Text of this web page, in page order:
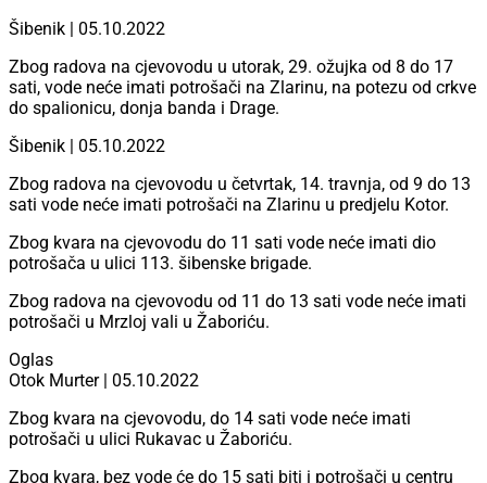
Šibenik | 05.10.2022
Zbog radova na cjevovodu u utorak, 29. ožujka od 8 do 17
sati, vode neće imati potrošači na Zlarinu, na potezu od crkve
do spalionicu, donja banda i Drage.
Šibenik | 05.10.2022
Zbog radova na cjevovodu u četvrtak, 14. travnja, od 9 do 13
sati vode neće imati potrošači na Zlarinu u predjelu Kotor.
Zbog kvara na cjevovodu do 11 sati vode neće imati dio
potrošača u ulici 113. šibenske brigade.
Zbog radova na cjevovodu od 11 do 13 sati vode neće imati
potrošači u Mrzloj vali u Žaboriću.
Oglas
Otok Murter | 05.10.2022
Zbog kvara na cjevovodu, do 14 sati vode neće imati
potrošači u ulici Rukavac u Žaboriću.
Zbog kvara, bez vode će do 15 sati biti i potrošači u centru